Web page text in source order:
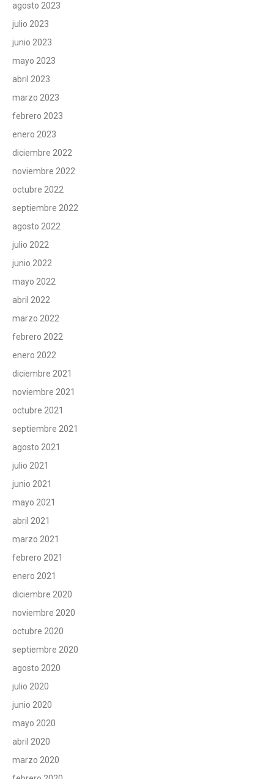
agosto 2023
julio 2023
junio 2023
mayo 2023
abril 2023
marzo 2023
febrero 2023
enero 2023
diciembre 2022
noviembre 2022
octubre 2022
septiembre 2022
agosto 2022
julio 2022
junio 2022
mayo 2022
abril 2022
marzo 2022
febrero 2022
enero 2022
diciembre 2021
noviembre 2021
octubre 2021
septiembre 2021
agosto 2021
julio 2021
junio 2021
mayo 2021
abril 2021
marzo 2021
febrero 2021
enero 2021
diciembre 2020
noviembre 2020
octubre 2020
septiembre 2020
agosto 2020
julio 2020
junio 2020
mayo 2020
abril 2020
marzo 2020